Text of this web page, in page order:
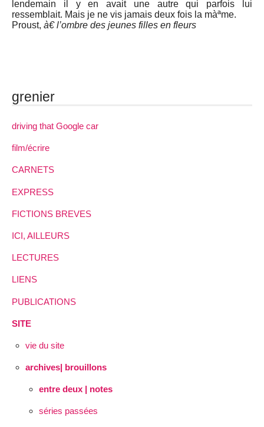
lendemain il y en avait une autre qui parfois lui
ressemblait. Mais je ne vis jamais deux fois la màªme.
Proust, à€ l’ombre des jeunes filles en fleurs
grenier
driving that Google car
film/écrire
CARNETS
EXPRESS
FICTIONS BREVES
ICI, AILLEURS
LECTURES
LIENS
PUBLICATIONS
SITE
vie du site
archives| brouillons
entre deux | notes
séries passées